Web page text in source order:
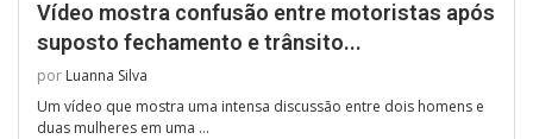
Vídeo mostra confusão entre motoristas após
suposto fechamento e trânsito...
por Luanna Silva
Um vídeo que mostra uma intensa discussão entre dois homens e
duas mulheres em uma …